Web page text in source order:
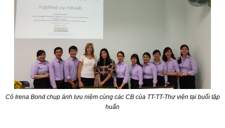
Cô Irena Bond chụp ảnh lưu niệm cùng các CB của TT-TT-Thư viện tại buổi tập
huấn